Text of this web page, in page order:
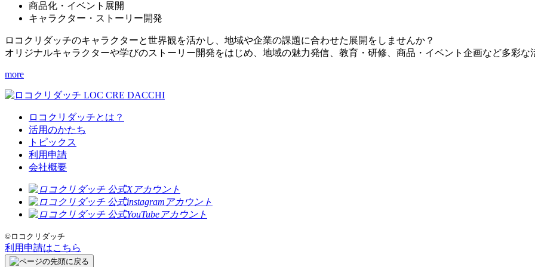
商品化・イベント展開
キャラクター・ストーリー開発
ロコクリダッチのキャラクターと世界観を活かし、地域や企業の課題に合わせた展開をしませんか？
オリジナルキャラクターや学びのストーリー開発をはじめ、地域の魅力発信、教育・研修、商品・イベント企画など多彩な
more
ロコクリダッチとは？
活用のかたち
トピックス
利用申請
会社概要
©ロコクリダッチ
利用申請はこちら